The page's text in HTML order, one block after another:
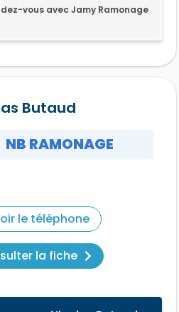
vous avec Jamy Ramonage
Butaud
NB RAMONAGE
le téléphone
la fiche